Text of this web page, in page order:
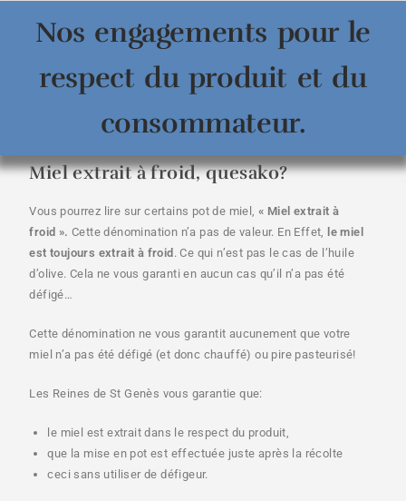
Nos engagements pour le
respect du produit et du
consommateur.
Miel extrait à froid, quesako?
Vous pourrez lire sur certains pot de miel,« Miel extrait à
froid ».Cette dénomination n’a pas de valeur. En Effet, le miel
est toujours extrait à froid . Ce qui n’est pas le cas de l’huile
d’olive. Cela ne vous garanti en aucun cas qu’il n’a pas été
défigé…
Cette dénomination ne vous garantit aucunement que votre
miel n’a pas été défigé (et donc chauffé) ou pire pasteurisé!
Les Reines de St Genès vous garantie que:
le miel est extrait dans le respect du produit,
que la mise en pot est effectuée juste après la récolte
ceci sans utiliser de défigeur.